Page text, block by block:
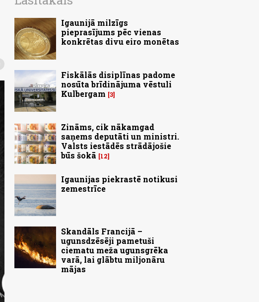
Igaunijā milzīgs
pieprasījums pēc vienas
konkrētas divu eiro monētas
Fiskālās disiplīnas padome
nosūta brīdinājuma vēstuli
Kulbergam 3
Zināms, cik nākamgad
saņems deputāti un ministri.
Valsts iestādēs strādājošie
būs šokā
12
Igaunijas piekrastē notikusi
zemestrīce
Skandāls Francijā –
ugunsdzēsēji pametuši
ciematu meža ugunsgrēka
varā, lai glābtu miljonāru
mājas